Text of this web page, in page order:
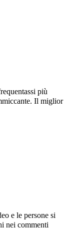
più
Il miglior
e le persone si
nei commenti